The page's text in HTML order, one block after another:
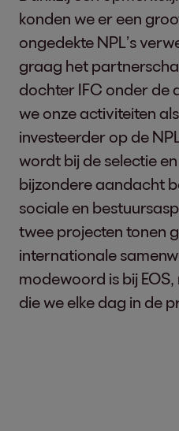
konden we er een
ongedekte NPL’s
graag het
dochter IFC onder de
we onze activiteiten
investeerder op de
wordt bij de selectie
bijzondere aandacht
sociale en
twee projecten tonen
internationale
modewoord is bij
die we elke dag in de